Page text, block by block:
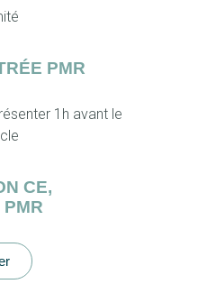
PMR
1h avant le
CE,
PMR